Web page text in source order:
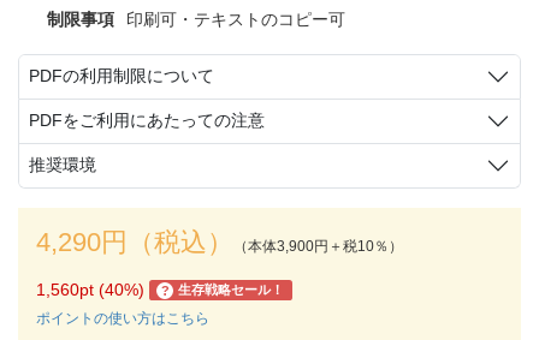
制限事項
印刷可・テキストのコピー可
PDFの利用制限について
PDFをご利用にあたっての注意
推奨環境
4,290円（税込） （本体3,900円＋税10％）
1,560pt (40%) ? 生存戦略セール！
ポイントの使い方はこちら